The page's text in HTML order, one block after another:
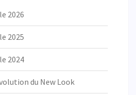
2026
2025
2024
du New Look